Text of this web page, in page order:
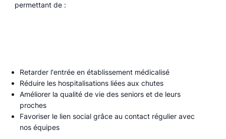
permettant de :
Retarder l'entrée en établissement médicalisé
Réduire les hospitalisations liées aux chutes
Améliorer la qualité de vie des seniors et de leurs
proches
Favoriser le lien social grâce au contact régulier avec
nos équipes